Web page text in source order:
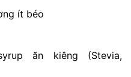
ít béo
ăn kiêng (Stevia,